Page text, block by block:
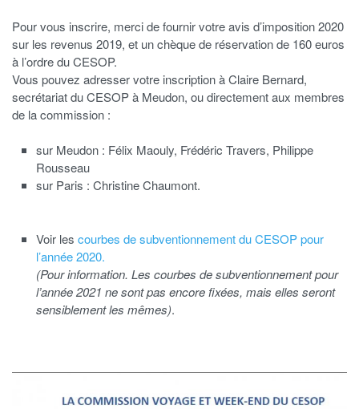
Pour vous inscrire, merci de fournir votre avis d’imposition 2020
sur les revenus 2019, et un chèque de réservation de 160 euros
à l’ordre du CESOP.
Vous pouvez adresser votre inscription à Claire Bernard,
secrétariat du CESOP à Meudon, ou directement aux membres
de la commission :
sur Meudon : Félix Maouly, Frédéric Travers, Philippe
Rousseau
sur Paris : Christine Chaumont.
Voir les courbes de subventionnement du CESOP pour
l’année 2020.
(Pour information. Les courbes de subventionnement pour
l’année 2021 ne sont pas encore fixées, mais elles seront
sensiblement les mêmes).